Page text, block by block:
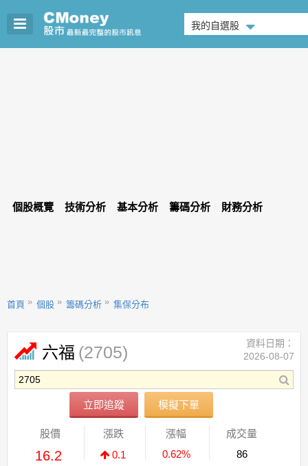
我的自選股
個股概覽 技術分析 基本分析 籌碼分析 財務分析
首頁 個股 籌碼分析 集保分布
六福 (2705)
立即追蹤 模擬下單
資料日期：
2026-08-07
股價
16.2
漲跌
0.1
漲幅
0.62%
成交量
86